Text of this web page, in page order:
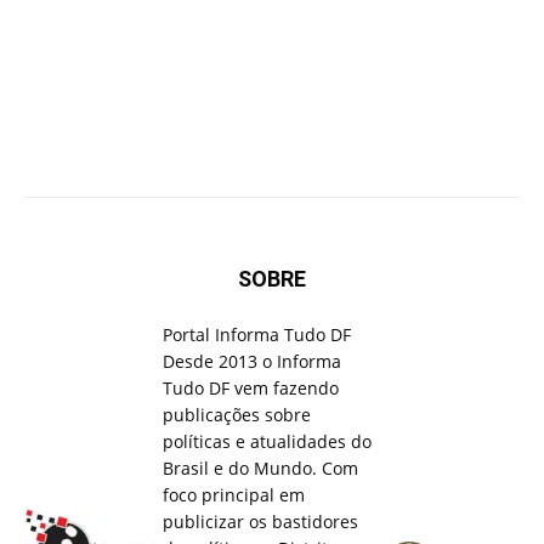
SOBRE
Portal Informa Tudo DF
Desde 2013 o Informa
Tudo DF vem fazendo
publicações sobre
políticas e atualidades do
Brasil e do Mundo. Com
foco principal em
publicizar os bastidores